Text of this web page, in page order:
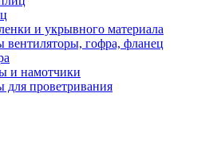
и укрывного материала
гофра, фланец
и намотчики
для проветривания